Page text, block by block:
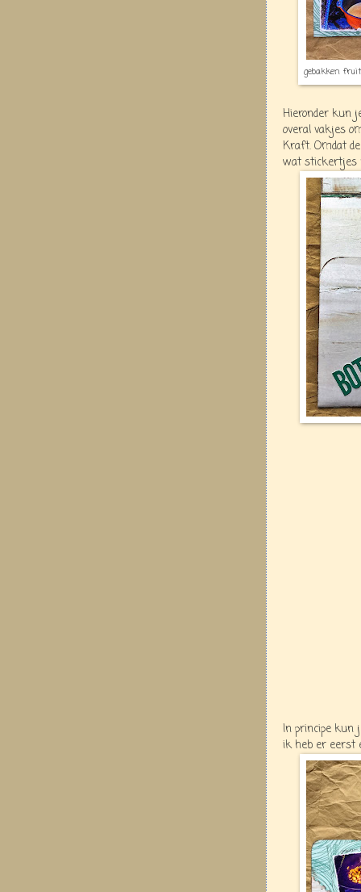
gebakken
Hieronder kun
overal vakjes
Kraft. Omdat
wat stickertjes
In principe kun
ik heb er eerst